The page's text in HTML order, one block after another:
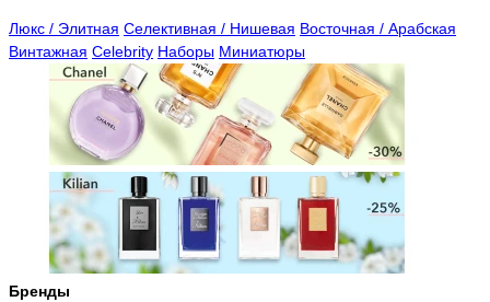
Люкс / Элитная Селективная / Нишевая Восточная / Арабская
Винтажная Celebrity Наборы Миниатюры
Бренды